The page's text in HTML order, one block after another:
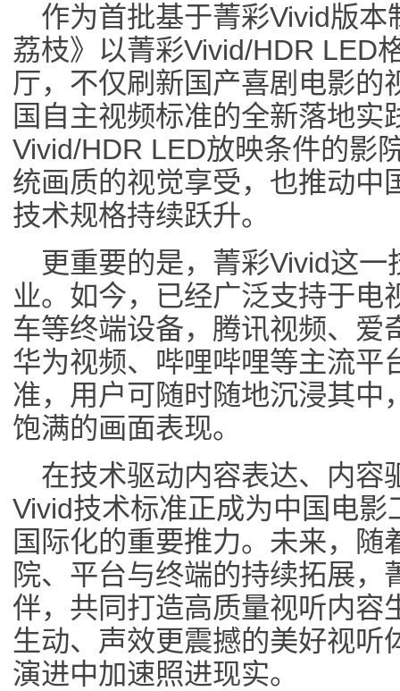
作为首批基于菁彩Vivid版
荔枝》以菁彩Vivid/HDR LED
厅，不仅刷新国产喜剧电影的
国自主视频标准的全新落地实
Vivid/HDR LED放映条件的影
统画质的视觉享受，也推动中
技术规格持续跃升。
更重要的是，菁彩Vivid这
业。如今，已经广泛支持于电
车等终端设备，腾讯视频、爱
华为视频、哔哩哔哩等主流平
准，用户可随时随地沉浸其中
饱满的画面表现。
在技术驱动内容表达、内容
Vivid技术标准正成为中国电
国际化的重要推力。未来，随
院、平台与终端的持续拓展，
伴，共同打造高质量视听内容
生动、声效更震撼的美好视听
演进中加速照进现实。